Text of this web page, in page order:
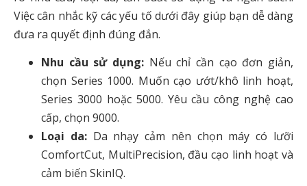
Việc cân nhắc kỹ các yếu tố dưới đây giúp bạn dễ dàng
đưa ra quyết định đúng đắn.
Nhu cầu sử dụng: Nếu chỉ cần cạo đơn giản,
chọn Series 1000. Muốn cạo ướt/khô linh hoạt,
Series 3000 hoặc 5000. Yêu cầu công nghệ cao
cấp, chọn 9000.
Loại da:Da nhạy cảm nên chọn máy có lưỡi
ComfortCut, MultiPrecision, đầu cạo linh hoạt và
cảm biến SkinIQ.